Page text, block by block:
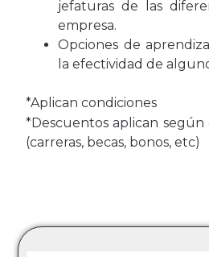
jefaturas de las
empresa.
Opciones de
la efectividad de
*Aplican condiciones
*Descuentos aplican
(carreras, becas, bonos, etc)